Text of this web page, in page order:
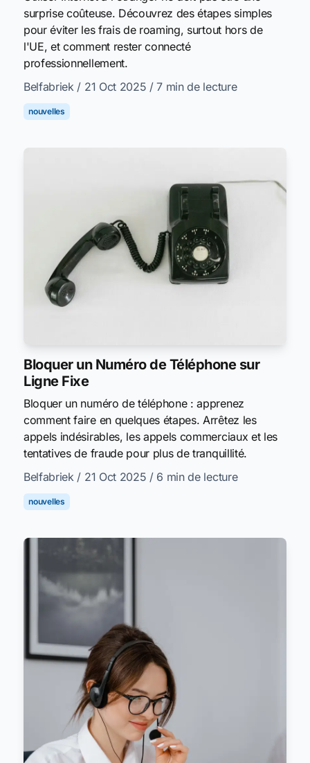
surprise coûteuse. Découvrez des étapes simples
pour éviter les frais de roaming, surtout hors de
l'UE, et comment rester connecté
professionnellement.
Belfabriek / 21 Oct 2025 / 7 min de lecture
nouvelles
Bloquer un Numéro de Téléphone sur
Ligne Fixe
Bloquer un numéro de téléphone : apprenez
comment faire en quelques étapes. Arrêtez les
appels indésirables, les appels commerciaux et les
tentatives de fraude pour plus de tranquillité.
Belfabriek / 21 Oct 2025 / 6 min de lecture
nouvelles